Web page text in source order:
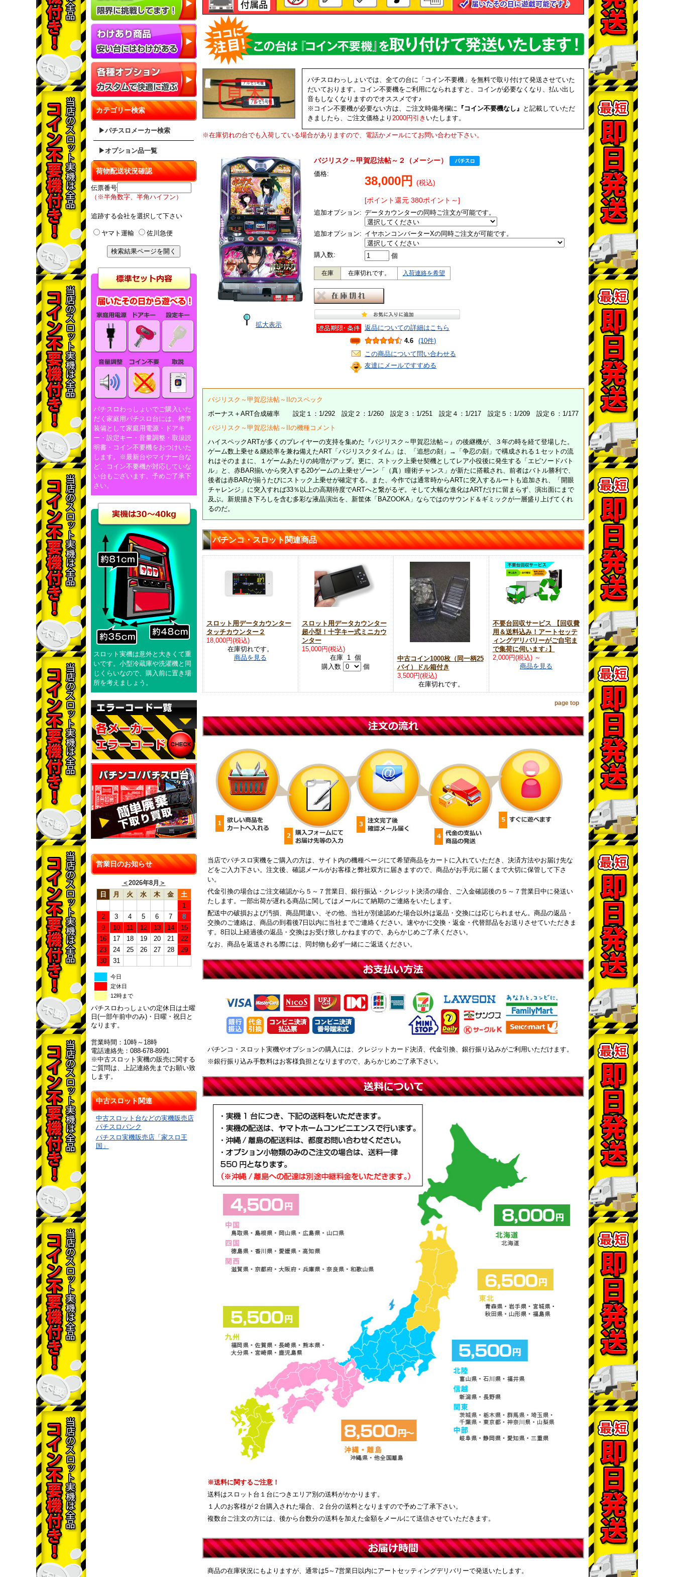
カテゴリー検索
▶パチスロメーカー検索
▶オプション品一覧
荷物配送状況確認
伝票番号
（※半角数字、半角ハイフン）
追跡する会社を選択して下さい
ヤマト運輸 佐川急便
パチスロわっしょいでご購入いた
だく家庭用パチスロ台には、標準
装備として家庭用電源・ドアキ
ー・設定キー・音量調整・取扱説
明書・コイン不要機をおつけいた
します。※最新台やマイナー台な
ど、コイン不要機が対応していな
い台もございます。予めご了承下
さい。
スロット実機は意外と大きくて重
いです。小型冷蔵庫や洗濯機と同
じくらいなので、購入前に置き場
所を考えましょう。
営業日のお知らせ
＜2026年8月 ＞
日
月 火 水 木 金
土
1
2
3 4 5 6 7
8
9
10 11 12 13 14
15
16
17 18 19 20 21
22
23
24 25 26 27 28
29
30
31
今日
定休日
12時まで
パチスロわっしょいの定休日は土曜
日(一部午前中のみ)・日曜・祝日と
なります。
営業時間：10時～18時
電話連絡先：088-678-8991
※中古スロット実機の販売に関する
ご質問は、上記連絡先までお願い致
します。
中古スロット関連
中古スロット台などの実機販売店
パチスロバンク
パチスロ実機販売店「家スロ王
国」
パチスロわっしょいでは、全ての台に「コイン不要機」を無料で取り付けて発送させていた
だいております。コイン不要機をご利用になられますと、コインが必要なくなり、払い出し
音もしなくなりますのでオススメです♪
※コイン不要機が必要ない方は、ご注文時備考欄に 『コイン不要機なし』 と記載していただ
きましたら、ご注文価格より 2000円引き いたします。
※在庫切れの台でも入荷している場合がありますので、電話かメールにてお問い合わせ下さい。
拡大表示
バジリスク～甲賀忍法帖～２（メーシー）
価格:
38,000円 (税込)
[ポイント還元 380ポイント～]
追加オプション: データカウンターの同時ご注文が可能です。
追加オプション: イヤホンコンバーターXの同時ご注文が可能です。
購入数: 個
在庫 在庫切れです。 入荷連絡を希望
返品についての詳細はこちら
4.6
(10件)
この商品について問い合わせる
友達にメールですすめる
バジリスク～甲賀忍法帖～IIのスペック
ボーナス＋ART合成確率 設定１：1/292 設定２：1/260 設定３：1/251 設定４：1/217 設定５：1/209 設定６：1/177
バジリスク～甲賀忍法帖～IIの機種コメント
ハイスペックARTが多くのプレイヤーの支持を集めた『バジリスク～甲賀忍法帖～』の後継機が、３年の時を経て登場した。
ゲーム数上乗せ＆継続率を兼ね備えたART「バジリスクタイム」は、「追想の刻」→「争忍の刻」で構成される１セットの流
れはそのままに、１ゲームあたりの純増がアップ。更に、ストック上乗せ契機としてレア小役後に発生する「エピソードバト
ル」と、赤BAR揃いから突入する20ゲームの上乗せゾーン「（真）瞳術チャンス」が新たに搭載され、前者はバトル勝利で、
後者は赤BARが揃うたびにストック上乗せが確定する。また、今作では通常時からARTに突入するルートも追加され、「開眼
チャレンジ」に突入すれば33％以上の高期待度でARTへと繋がるぞ。そして大幅な進化はARTだけに留まらず、演出面にまで
及ぶ。新規描き下ろしを含む多彩な液晶演出を、新筐体「BAZOOKA」ならではのサウンド＆ギミックが一層盛り上げてくれ
るのだ。
パチンコ・スロット関連商品
スロット用データカウンター
タッチカウンター２
18,000円(税込)
在庫切れです。
商品を見る
スロット用データカウンター
超小型！十字キー式ミニカウ
ンター
15,000円(税込)
在庫 1 個
購入数
個
中古コイン1000枚（同一柄25
パイ）ドル箱付き
3,500円(税込)
在庫切れです。
不要台回収サービス 【回収費
用＆送料込み！アートセッテ
ィングデリバリーがご自宅ま
で集荷に伺います♪】
2,000円(税込) ～
商品を見る
page top
当店でパチスロ実機をご購入の方は、サイト内の機種ページにて希望商品をカートに入れていただき、決済方法やお届け先な
どをご入力下さい。注文後、確認メールがお客様と弊社双方に届きますので、商品がお手元に届くまで大切に保管して下さ
い。
代金引換の場合はご注文確認から５～７営業日、銀行振込・クレジット決済の場合、ご入金確認後の５～７営業日中に発送い
たします。一部出荷が遅れる商品に関してはメールにて納期のご連絡をいたします。
配送中の破損および汚損、商品間違い、その他、当社が別途認めた場合以外は返品・交換には応じられません。商品の返品・
交換のご連絡は、商品の到着後7日以内に当社までご連絡ください。速やかに交換・返金・代替部品をお送りさせていただきま
す。8日以上経過後の返品・交換はお受け致しかねますので、あらかじめご了承ください。
なお、商品を返送される際には、同封物も必ず一緒にご返送ください。
パチンコ・スロット実機やオプションの購入には、クレジットカード決済、代金引換、銀行振り込みがご利用いただけます。
※銀行振り込み手数料はお客様負担となりますので、あらかじめご了承下さい。
※送料に関するご注意！
送料はスロット台１台につきエリア別の送料がかかります。
１人のお客様が２台購入された場合、２台分の送料となりますので予めご了承下さい。
複数台ご注文の方には、後から台数分の送料を加えた金額をメールにて送信させていただきます。
商品の在庫状況にもよりますが、通常は5～7営業日以内にアートセッティングデリバリーで発送いたします。